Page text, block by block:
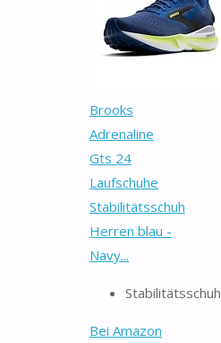
Brooks
Adrenaline
Gts 24
Laufschuhe
Stabilitätsschuh
Herren blau -
Navy...
Stabilitätsschuh
Bei Amazon